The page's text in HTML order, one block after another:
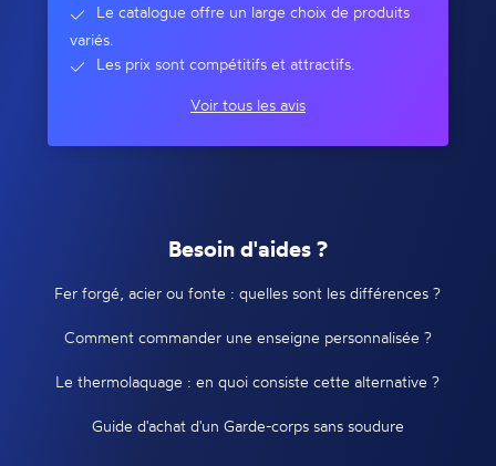
Le catalogue offre un large choix de produits
variés.
Les prix sont compétitifs et attractifs.
Voir tous les avis
Besoin d'aides ?
Fer forgé, acier ou fonte : quelles sont les différences ?
Comment commander une enseigne personnalisée ?
Le thermolaquage : en quoi consiste cette alternative ?
Guide d'achat d'un Garde-corps sans soudure